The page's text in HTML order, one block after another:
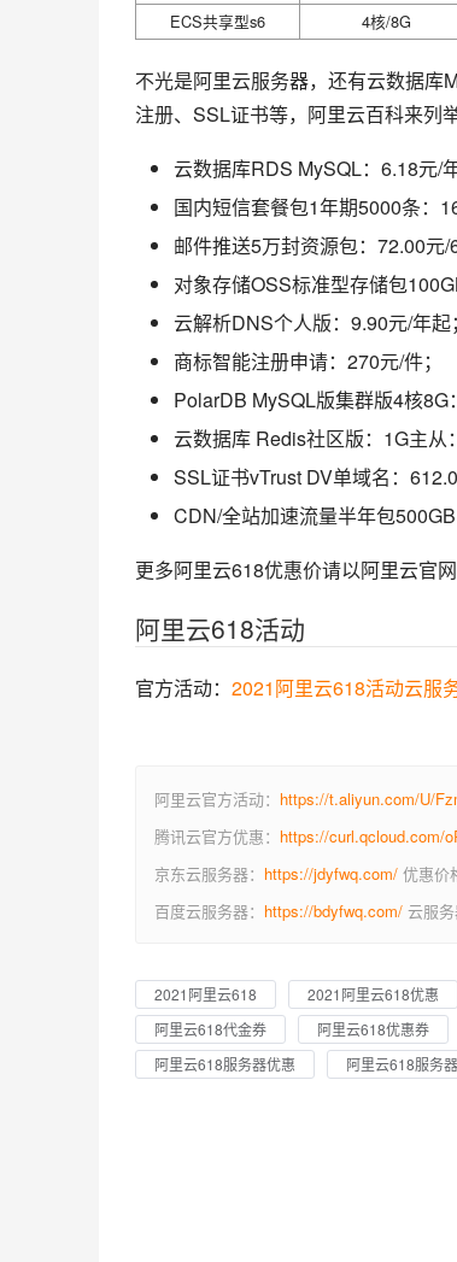
ECS共享型s6
4核/8G
不光是阿里云服务器，还有云数据
注册、SSL证书等，阿里云百科来列
云数据库RDS MySQL：6.18元/年
国内短信套餐包1年期5000条：
邮件推送5万封资源包：72.00元/6
对象存储OSS标准型存储包
云解析DNS个人版：9.90元/年起；
商标智能注册申请：270元/件；
PolarDB MySQL版集群版4核8G
云数据库 Redis社区版：1G主从
SSL证书vTrust DV单域名：
CDN/全站加速流量半年包500GB
更多阿里云618优惠价请以阿里云官网
阿里云618活动
官方活动： 2021阿里云618活动云服
阿里云官方活动： https://t.aliyun.com/U/
腾讯云官方优惠： https://curl.qcloud.com/
京东云服务器： https://jdyfwq.com/ 优惠价
百度云服务器： https://bdyfwq.com/ 云服
2021阿里云618 2021阿里云618优惠
阿里云618代金券
阿里云618优惠券
阿里云618服务器优惠
阿里云618服务